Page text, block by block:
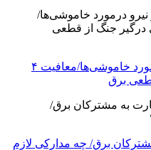
آخرین اظهارات وزیر نیرو درمورد خاموشی‌ها/معافیت ۴
برق
برق/ چه مدارکی لازم